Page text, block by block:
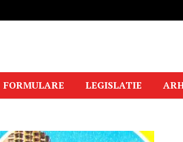
FORMULARE LEGISLATIE